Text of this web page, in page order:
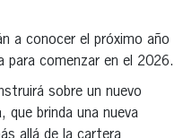
a conocer el próximo año
para comenzar en el 2026.
sobre un nuevo
brinda una nueva
allá de la cartera